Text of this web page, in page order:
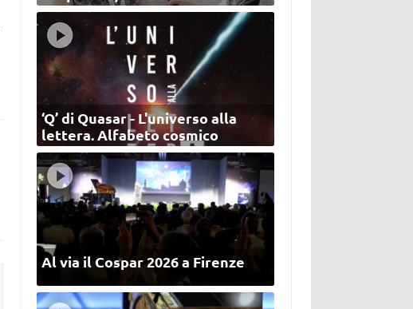
‘Q’ di Quasar - L'universo alla
lettera. Alfabeto cosmico
Al via il Cospar 2026 a Firenze